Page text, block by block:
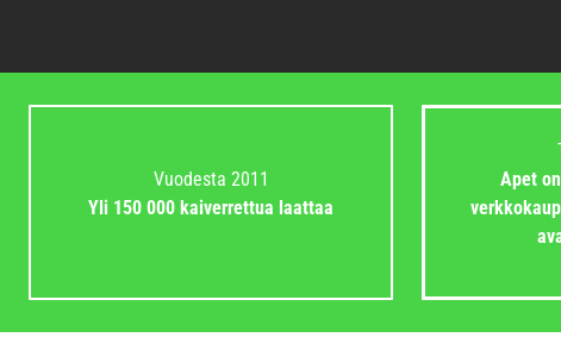
Vuodesta 2011
Yli 150 000 kaiverrettua laattaa
Apet